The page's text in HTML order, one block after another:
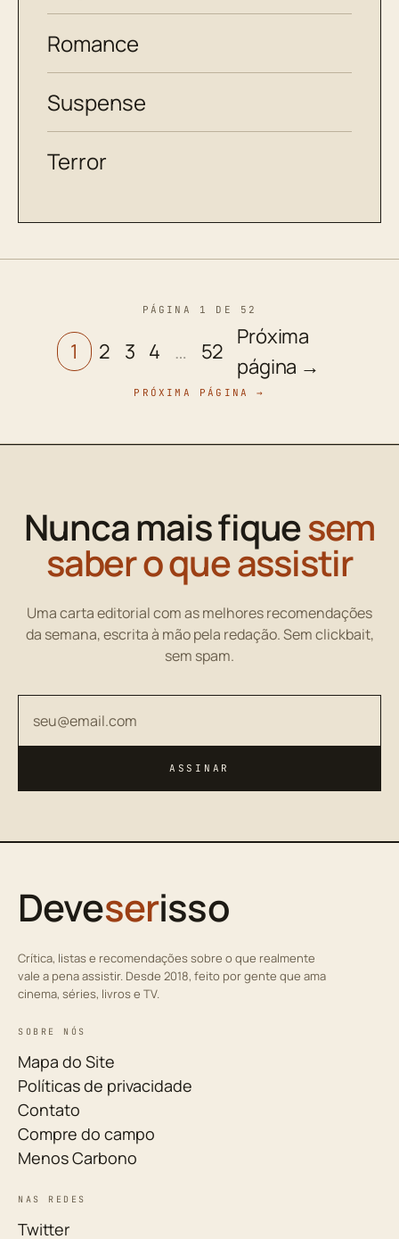
Romance
Suspense
Terror
PÁGINA 1 DE 52
1 2 3 4 … 52
Próxima
página →
PRÓXIMA PÁGINA →
Nunca mais fiquesem
saber o que assistir
Uma carta editorial com as melhores recomendações
da semana, escrita à mão pela redação. Sem clickbait,
sem spam.
ASSINAR
Deveserisso
Crítica, listas e recomendações sobre o que realmente
vale a pena assistir. Desde 2018, feito por gente que ama
cinema, séries, livros e TV.
SOBRE NÓS
Mapa do Site
Políticas de privacidade
Contato
Compre do campo
Menos Carbono
NAS REDES
Twitter